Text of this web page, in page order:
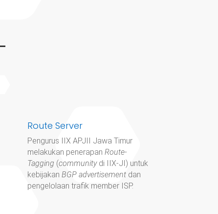
Route Server
Pengurus IIX APJII Jawa Timur
melakukan penerapanRoute-
Tagging (communitydi IIX-JI) untuk
kebijakanBGP advertisement dan
pengelolaan trafik member ISP.